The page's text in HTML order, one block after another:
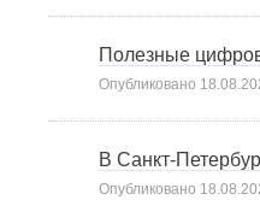
Полезные
Опубликовано
В Санкт-
Опубликовано